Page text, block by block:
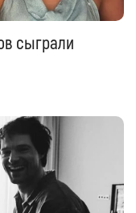
сыграли